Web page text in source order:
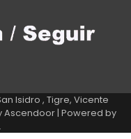
Isidro , Tigre, Vicente
Ascendoor| Powered by
.